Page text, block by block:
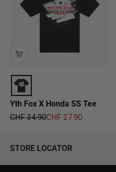
Yth Fox X Honda SS Tee
Regulärer Preis
CHF 34.90Angebot
CHF 27.90
STORE LOCATOR